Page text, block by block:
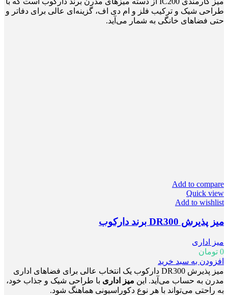
طراحی شیک و ترکیب فلز و ام دی اف، گزینه‌ای عالی برای دفاتر و
حتی فضاهای خانگی به شمار می‌آید.
Add to compare
Quick view
Add to wishlist
میز پذیرش DR300 برند دارکوب
میز اداری
0 تومان
افزودن به سبد خرید
میز پذیرش DR300 دارکوب یک انتخاب عالی برای فضاهای اداری
مدرن به حساب می‌آید. این میز اداری با طراحی شیک و جذاب خود،
به راحتی می‌تواند با هر نوع دکوراسیونی هماهنگ شود.